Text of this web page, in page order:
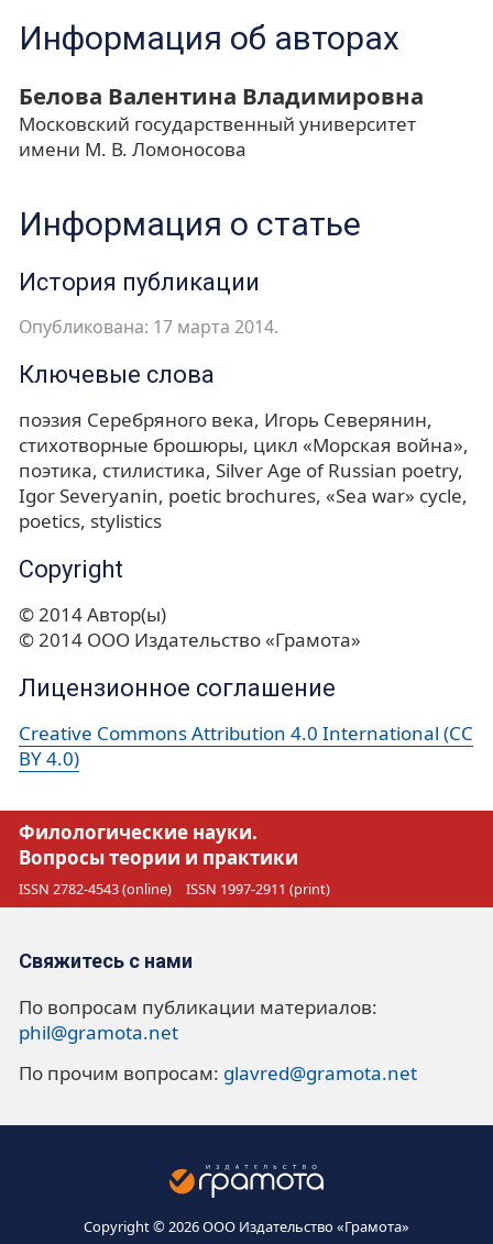
Информация об авторах
Белова Валентина Владимировна
Московский государственный университет
имени М. В. Ломоносова
Информация о статье
История публикации
Опубликована: 17 марта 2014.
Ключевые слова
поэзия Серебряного века Игорь Северянин
стихотворные брошюры цикл «Морская война»
поэтика стилистика Silver Age of Russian poetry
Igor Severyanin poetic brochures «Sea war» cycle
poetics stylistics
Copyright
© 2014 Автор(ы)
© 2014 ООО Издательство «Грамота»
Лицензионное соглашение
Creative Commons Attribution 4.0 International (CC
BY 4.0)
Филологические науки.
Вопросы теории и практики
ISSN 2782-4543 (online) ISSN 1997-2911 (print)
Свяжитесь с нами
По вопросам публикации материалов:
phil@gramota.net
По прочим вопросам: glavred@gramota.net
Copyright © 2026 ООО Издательство «Грамота»